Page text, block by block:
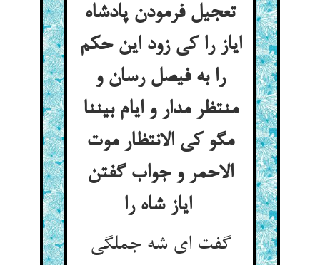
تعجیل فرمودن پادشاه
ایاز را کی زود این حکم
را به فیصل رسان و
منتظر مدار و ایام بیننا
مگو کی الانتظار موت
الاحمر و جواب گفتن
ایاز شاه را
گفت ای شه جملگی